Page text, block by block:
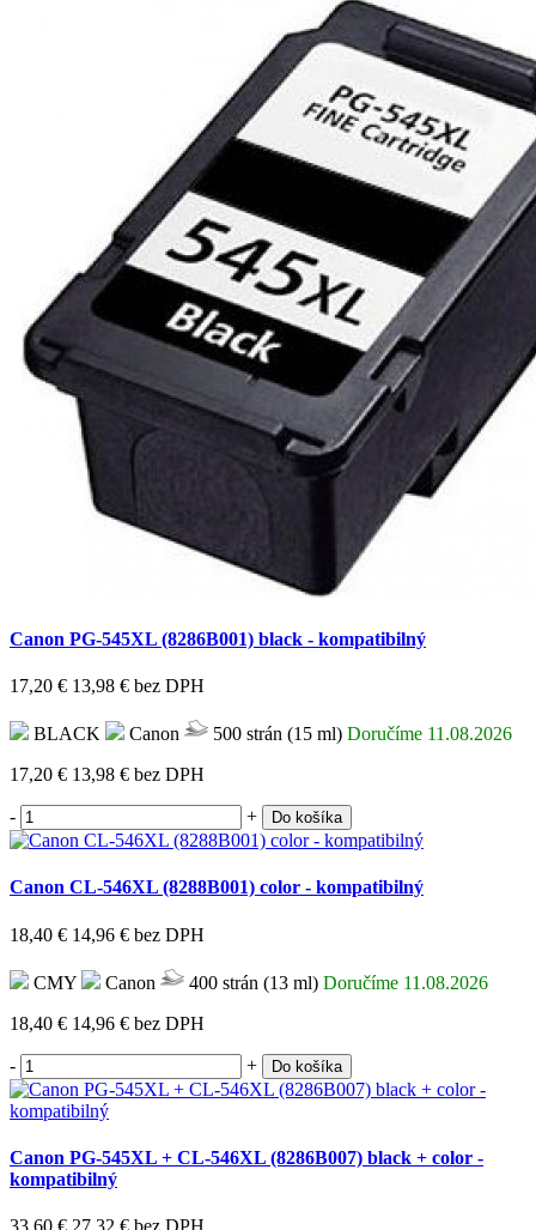
Canon PG-545XL (8286B001) black - kompatibilný
17,20 € 13,98 € bez DPH
BLACK Canon 500 strán (15 ml) Doručíme 11.08.2026
17,20 € 13,98 € bez DPH
- + Do košíka
Canon CL-546XL (8288B001) color - kompatibilný
18,40 € 14,96 € bez DPH
CMY Canon 400 strán (13 ml) Doručíme 11.08.2026
18,40 € 14,96 € bez DPH
- + Do košíka
Canon PG-545XL + CL-546XL (8286B007) black + color -
kompatibilný
33,60 € 27,32 € bez DPH